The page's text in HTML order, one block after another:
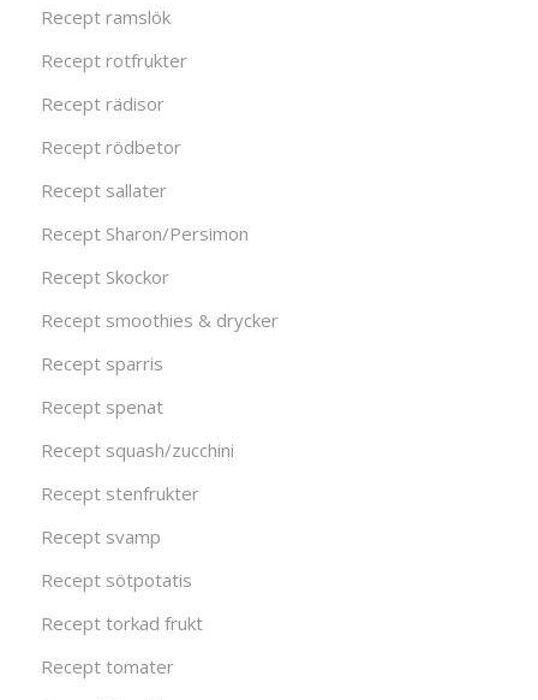
Recept ramslök
Recept rotfrukter
Recept rädisor
Recept rödbetor
Recept sallater
Recept Sharon/Persimon
Recept Skockor
Recept smoothies & drycker
Recept sparris
Recept spenat
Recept squash/zucchini
Recept stenfrukter
Recept svamp
Recept sötpotatis
Recept torkad frukt
Recept tomater